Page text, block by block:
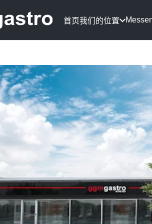
首页我们的位置